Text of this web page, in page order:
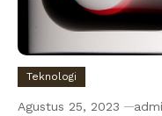
Teknologi
Agustus 25, 2023